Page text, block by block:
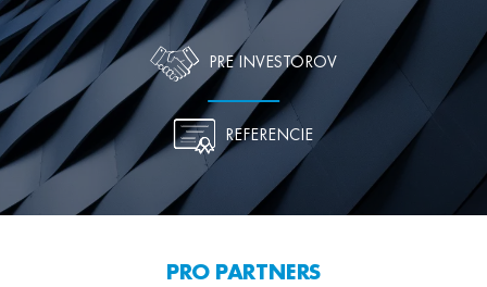
PRE INVESTOROV
REFERENCIE
PRO PARTNERS